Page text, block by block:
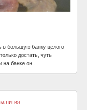
в большую банку целого
достать, чуть
банке он...